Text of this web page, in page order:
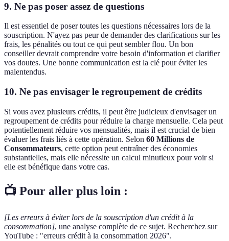
9. Ne pas poser assez de questions
Il est essentiel de poser toutes les questions nécessaires lors de la
souscription. N'ayez pas peur de demander des clarifications sur les
frais, les pénalités ou tout ce qui peut sembler flou. Un bon
conseiller devrait comprendre votre besoin d'information et clarifier
vos doutes. Une bonne communication est la clé pour éviter les
malentendus.
10. Ne pas envisager le regroupement de crédits
Si vous avez plusieurs crédits, il peut être judicieux d'envisager un
regroupement de crédits pour réduire la charge mensuelle. Cela peut
potentiellement réduire vos mensualités, mais il est crucial de bien
évaluer les frais liés à cette opération. Selon 60 Millions de
Consommateurs, cette option peut entraîner des économies
substantielles, mais elle nécessite un calcul minutieux pour voir si
elle est bénéfique dans votre cas.
📺 Pour aller plus loin :
[Les erreurs à éviter lors de la souscription d'un crédit à la
consommation], une analyse complète de ce sujet. Recherchez sur
YouTube : "erreurs crédit à la consommation 2026".